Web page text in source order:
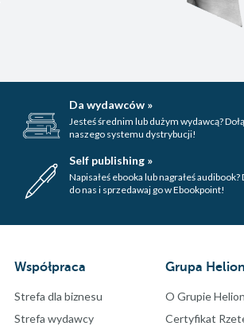
Da wydawców »
Jesteś średnim lub dużym wydawcą?
naszego systemu dystrybucji!
Self publishing »
Napisałeś ebooka lub nagrałeś audibook?
do nas i sprzedawaj go w Ebookpoint!
Współpraca
Strefa dla biznesu
Strefa wydawcy
Grupa Helion
O Grupie
Certyfikat